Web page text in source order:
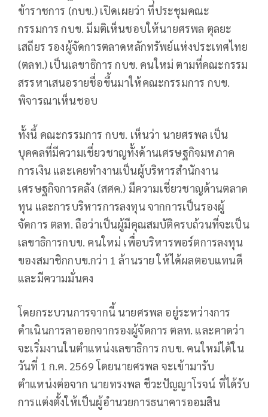
ข้าราชการ (กบข.) เปิดเผยว่า ที่ประชุมคณะ
กรรมการ กบข. มีมติเห็นชอบให้นายศรพล ตุลยะ
เสถียร รองผู้จัดการตลาดหลักทรัพย์แห่งประเทศไทย
(ตลท.) เป็นเลขาธิการ กบข. คนใหม่ ตามที่คณะกรรม
สรรหาเสนอรายชื่อขึ้นมาให้คณะกรรมการ กบข.
พิจารณาเห็นชอบ
ทั้งนี้ คณะกรรมการ กบข. เห็นว่า นายศรพล เป็น
บุคคลที่มีความเชี่ยวชาญทั้งด้านเศรษฐกิจมหภาค
การเงิน และเคยทำงานเป็นผู้บริหารสำนักงาน
เศรษฐกิจการคลัง (สศค.) มีความเชี่ยวชาญด้านตลาด
ทุน และการบริหารการลงทุน จากการเป็นรองผู้
จัดการ ตลท. ถือว่าเป็นผู้มีคุณสมบัติครบถ้วนที่จะเป็น
เลขาธิการกบข. คนใหม่ เพื่อบริหารพอร์ตการลงทุน
ของสมาชิกกบข.กว่า 1 ล้านราย ให้ได้ผลตอบแทนดี
และมีความมั่นคง
โดยกระบวนการจากนี้ นายศรพล อยู่ระหว่างการ
ดำเนินการลาออกจากรองผู้จัดการ ตลท. และคาดว่า
จะเริ่มงานในตำแหน่งเลขาธิการ กบข. คนใหม่ได้ใน
วันที่ 1 ก.ค. 2569 โดยนายศรพล จะเข้ามารับ
ตำแหน่งต่อจาก นายทรงพล ชีวะปัญญาโรจน์ ที่ได้รับ
การแต่งตั้งให้เป็นผู้อำนวยการธนาคารออมสิน